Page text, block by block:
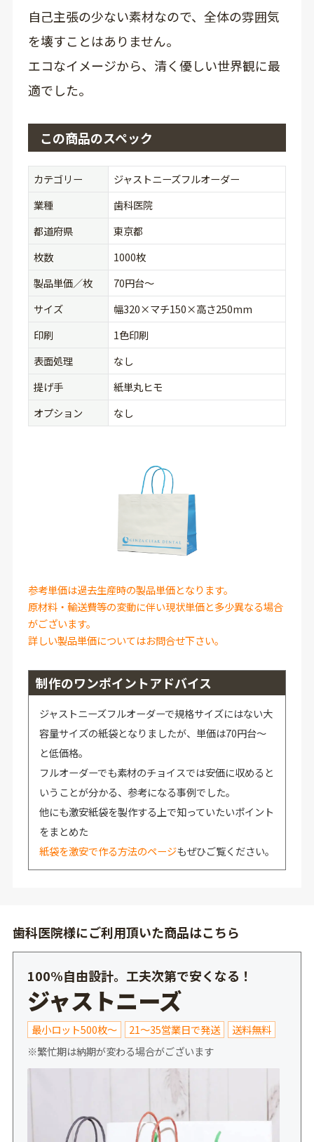
自己主張の少ない素材なので、全体の雰囲気
を壊すことはありません。
エコなイメージから、清く優しい世界観に最
適でした。
この商品のスペック
カテゴリー
ジャストニーズフルオーダー
業種
歯科医院
都道府県
東京都
枚数
1000枚
製品単価／枚
70円台〜
サイズ
幅320×マチ150×高さ250mm
印刷
1色印刷
表面処理
なし
提げ手
紙単丸ヒモ
オプション
なし
参考単価は過去生産時の製品単価となります。
原材料・輸送費等の変動に伴い現状単価と多少異なる場合
がございます。
詳しい製品単価についてはお問合せ下さい。
制作のワンポイントアドバイス
ジャストニーズフルオーダーで規格サイズにはない大
容量サイズの紙袋となりましたが、単価は70円台～
と低価格。
フルオーダーでも素材のチョイスでは安価に収めると
いうことが分かる、参考になる事例でした。
他にも激安紙袋を製作する上で知っていたいポイント
をまとめた
紙袋を激安で作る方法のページもぜひご覧ください。
歯科医院様にご利用頂いた商品はこちら
100%自由設計。工夫次第で安くなる！
ジャストニーズ
最小ロット500枚～ 21～35営業日で発送
送料無料
※繁忙期は納期が変わる場合がございます